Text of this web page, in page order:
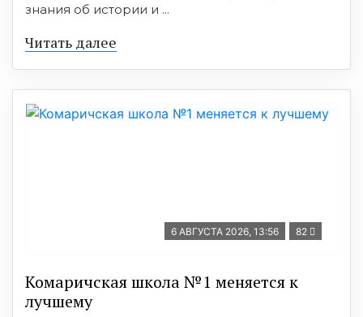
знания об истории и ...
Читать далее
6 АВГУСТА 2026, 13:56 82
Комаричская школа №1 меняется к
лучшему